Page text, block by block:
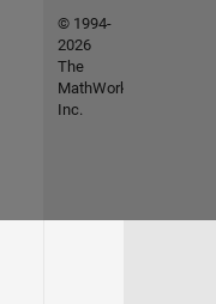
© 1994-
2026
The
MathWorks,
Inc.